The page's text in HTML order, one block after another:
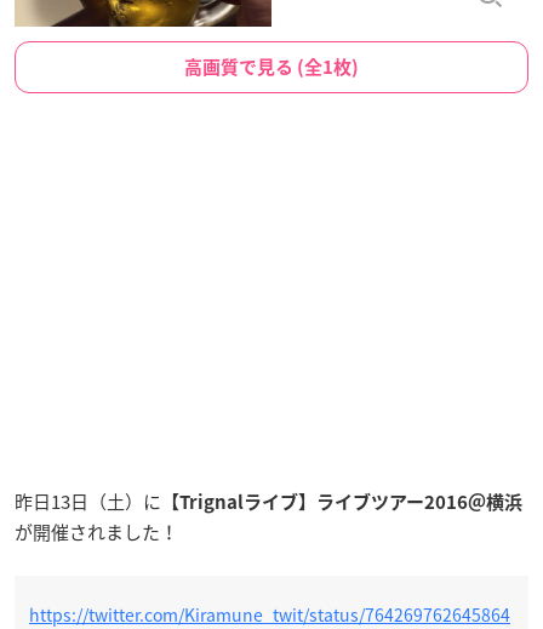
高画質で見る (全1枚)
昨日13日（土）に 【Trignalライブ】ライブツアー2016＠横浜
が開催されました！
https://twitter.com/Kiramune_twit/status/764269762645864